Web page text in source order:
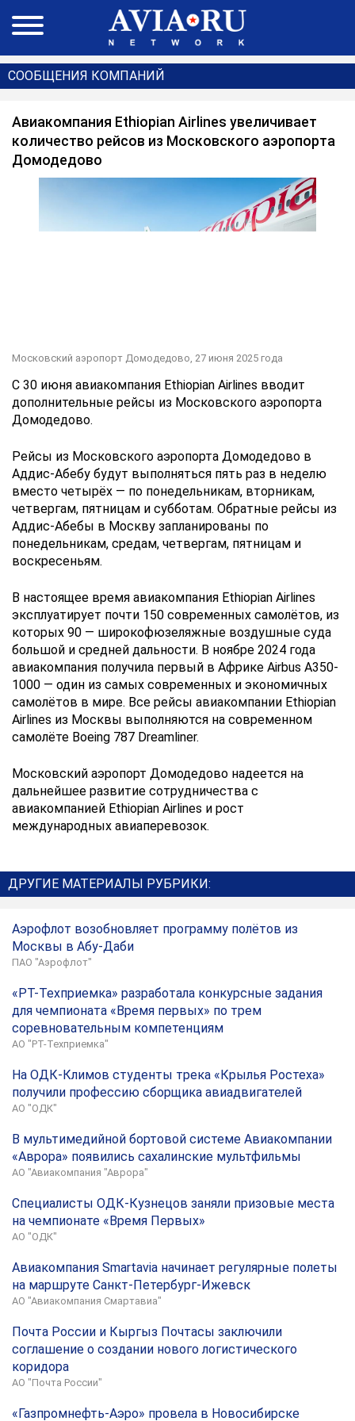
СООБЩЕНИЯ КОМПАНИЙ
Авиакомпания Ethiopian Airlines увеличивает
количество рейсов из Московского аэропорта
Домодедово
Московский аэропорт Домодедово, 27 июня 2025 года
С 30 июня авиакомпания Ethiopian Airlines вводит
дополнительные рейсы из Московского аэропорта
Домодедово.
Рейсы из Московского аэропорта Домодедово в
Аддис-Абебу будут выполняться пять раз в неделю
вместо четырёх — по понедельникам, вторникам,
четвергам, пятницам и субботам. Обратные рейсы из
Аддис-Абебы в Москву запланированы по
понедельникам, средам, четвергам, пятницам и
воскресеньям.
В настоящее время авиакомпания Ethiopian Airlines
эксплуатирует почти 150 современных самолётов, из
которых 90 — широкофюзеляжные воздушные суда
большой и средней дальности. В ноябре 2024 года
авиакомпания получила первый в Африке Airbus A350-
1000 — один из самых современных и экономичных
самолётов в мире. Все рейсы авиакомпании Ethiopian
Airlines из Москвы выполняются на современном
самолёте Boeing 787 Dreamliner.
Московский аэропорт Домодедово надеется на
дальнейшее развитие сотрудничества с
авиакомпанией Ethiopian Airlines и рост
международных авиаперевозок.
ДРУГИЕ МАТЕРИАЛЫ РУБРИКИ:
Аэрофлот возобновляет программу полётов из
Москвы в Абу-Даби
ПАО "Аэрофлот"
«РТ-Техприемка» разработала конкурсные задания
для чемпионата «Время первых» по трем
соревновательным компетенциям
АО "РТ-Техприемка"
На ОДК-Климов студенты трека «Крылья Ростеха»
получили профессию сборщика авиадвигателей
АО "ОДК"
В мультимедийной бортовой системе Авиакомпании
«Аврора» появились сахалинские мультфильмы
АО "Авиакомпания "Аврора"
Специалисты ОДК-Кузнецов заняли призовые места
на чемпионате «Время Первых»
АО "ОДК"
Авиакомпания Smartavia начинает регулярные полеты
на маршруте Санкт-Петербург-Ижевск
АО "Авиакомпания Смартавиа"
Почта России и Кыргыз Почтасы заключили
соглашение о создании нового логистического
коридора
АО "Почта России"
«Газпромнефть-Аэро» провела в Новосибирске